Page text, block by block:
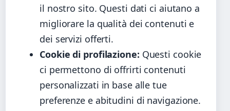
il nostro sito. Questi dati ci aiutano a
migliorare la qualità dei contenuti e
dei servizi offerti.
Cookie di profilazione: Questi cookie
ci permettono di offrirti contenuti
personalizzati in base alle tue
preferenze e abitudini di navigazione.